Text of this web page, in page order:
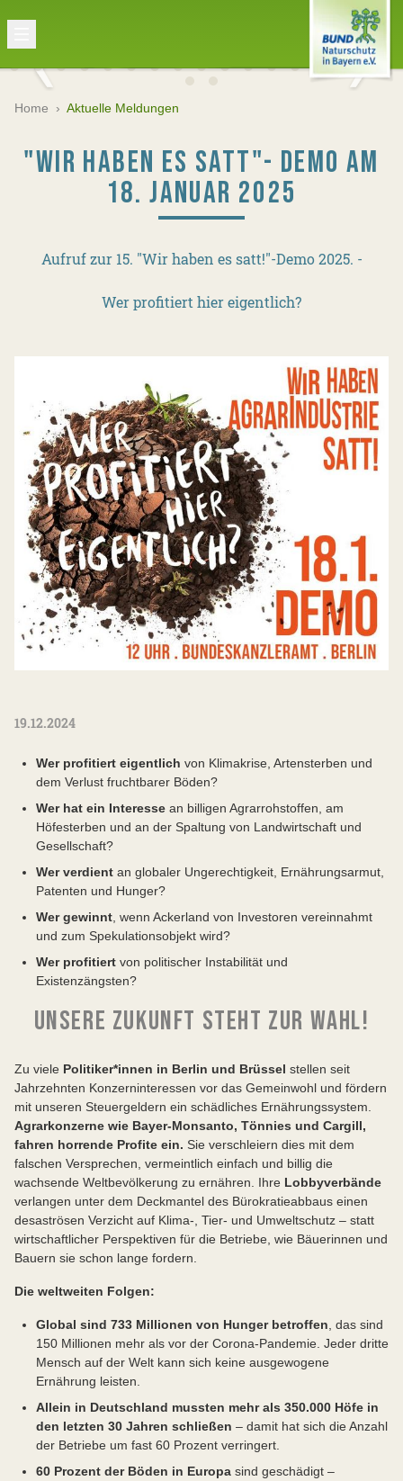
Home › Aktuelle Meldungen
"WIR HABEN ES SATT"- DEMO AM
18. JANUAR 2025
Aufruf zur 15. "Wir haben es satt!"-Demo 2025. -
Wer profitiert hier eigentlich?
19.12.2024
Wer profitiert eigentlich von Klimakrise, Artensterben und
dem Verlust fruchtbarer Böden?
Wer hat ein Interesse an billigen Agrarrohstoffen, am
Höfesterben und an der Spaltung von Landwirtschaft und
Gesellschaft?
Wer verdient an globaler Ungerechtigkeit, Ernährungsarmut,
Patenten und Hunger?
Wer gewinnt , wenn Ackerland von Investoren vereinnahmt
und zum Spekulationsobjekt wird?
Wer profitiert von politischer Instabilität und
Existenzängsten?
UNSERE ZUKUNFT STEHT ZUR WAHL!
Zu viele Politiker*innen in Berlin und Brüssel stellen seit
Jahrzehnten Konzerninteressen vor das Gemeinwohl und fördern
mit unseren Steuergeldern ein schädliches Ernährungssystem.
Agrarkonzerne wie Bayer-Monsanto, Tönnies und Cargill,
fahren horrende Profite ein. Sie verschleiern dies mit dem
falschen Versprechen, vermeintlich einfach und billig die
wachsende Weltbevölkerung zu ernähren. Ihre Lobbyverbände
verlangen unter dem Deckmantel des Bürokratieabbaus einen
desaströsen Verzicht auf Klima-, Tier- und Umweltschutz – statt
wirtschaftlicher Perspektiven für die Betriebe, wie Bäuerinnen und
Bauern sie schon lange fordern.
Die weltweiten Folgen:
Global sind 733 Millionen von Hunger betroffen , das sind
150 Millionen mehr als vor der Corona-Pandemie. Jeder dritte
Mensch auf der Welt kann sich keine ausgewogene
Ernährung leisten.
Allein in Deutschland mussten mehr als 350.000 Höfe in
den letzten 30 Jahren schließen – damit hat sich die Anzahl
der Betriebe um fast 60 Prozent verringert.
60 Prozent der Böden in Europa sind geschädigt –